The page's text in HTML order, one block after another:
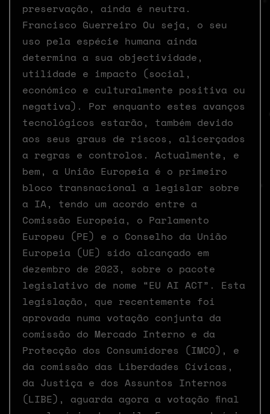
preservação, ainda é neutra.
Francisco Guerreiro Ou seja, o seu
uso pela espécie humana ainda
determina a sua objectividade,
utilidade e impacto (social,
económico e culturalmente positiva ou
negativa). Por enquanto estes avanços
tecnológicos estarão, também devido
aos seus graus de riscos, alicerçados
a regras e controlos. Actualmente, e
bem, a União Europeia é o primeiro
bloco transnacional a legislar sobre
a IA, tendo um acordo entre a
Comissão Europeia, o Parlamento
Europeu (PE) e o Conselho da União
Europeia (UE) sido alcançado em
dezembro de 2023, sobre o pacote
legislativo de nome “EU AI ACT”. Esta
legislação, que recentemente foi
aprovada numa votação conjunta da
comissão do Mercado Interno e da
Protecção dos Consumidores (IMCO), e
da comissão das Liberdades Cívicas,
da Justiça e dos Assuntos Internos
(LIBE), aguarda agora a votação final